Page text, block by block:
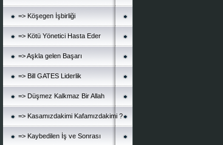
=> Köşegen İşbirliği
=> Kötü Yönetici Hasta Eder
=> Aşkla gelen Başarı
=> Bill GATES Liderlik
=> Düşmez Kalkmaz Bir Allah
=> Kasamızdakimi Kafamızdakimi ?
=> Kaybedilen İş ve Sonrası